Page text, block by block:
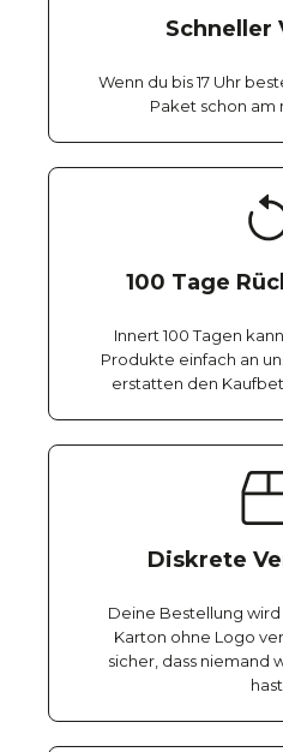
Schneller
Wenn du bis 17 Uhr
Paket schon am
100 Tage
Innert 100 Tagen
Produkte einfach an
erstatten den
Diskrete
Deine Bestellung
Karton ohne Logo
sicher, dass niemand
hast.